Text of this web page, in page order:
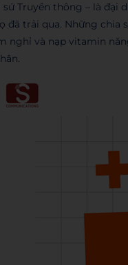
Truyền thông – là đại
đã trải qua. Những
nghỉ và nạp vitamin